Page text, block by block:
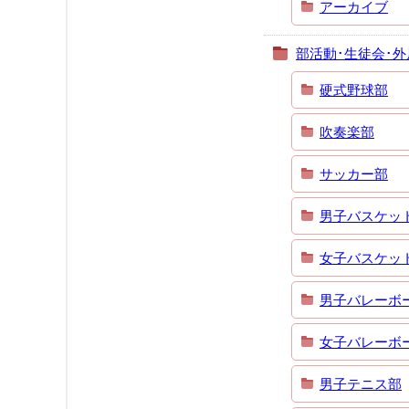
アーカイブ
部活動･生徒会･外
硬式野球部
吹奏楽部
サッカー部
男子バスケッ
女子バスケッ
男子バレーボ
女子バレーボ
男子テニス部